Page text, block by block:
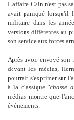
L'affaire Cain n'est pas
avait paniqué lorsqu'il
militaire dans les
versions différentes au
son service aux forces
Après avoir envoyé son
devant les médias,
pourrait s'exprimer sur
à la classique "chasse
médias montre que
événements.